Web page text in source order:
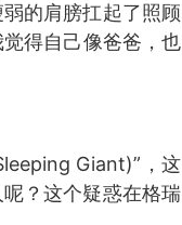
的肩膀扛起了照顾
得自己像爸爸，也
Giant)”，这
？这个疑惑在格瑞